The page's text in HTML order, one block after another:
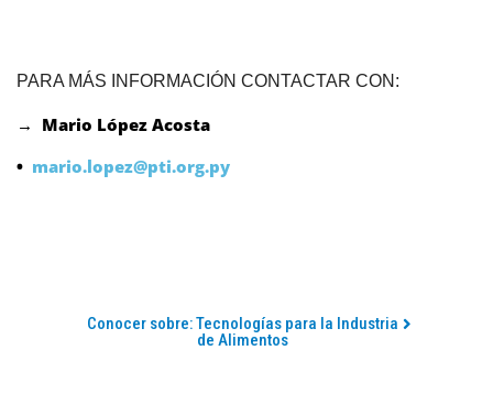
PARA MÁS INFORMACIÓN CONTACTAR CON:
→ Mario López Acosta
• mario.lopez@pti.org.py
Conocer sobre: Tecnologías para la Industria
de Alimentos